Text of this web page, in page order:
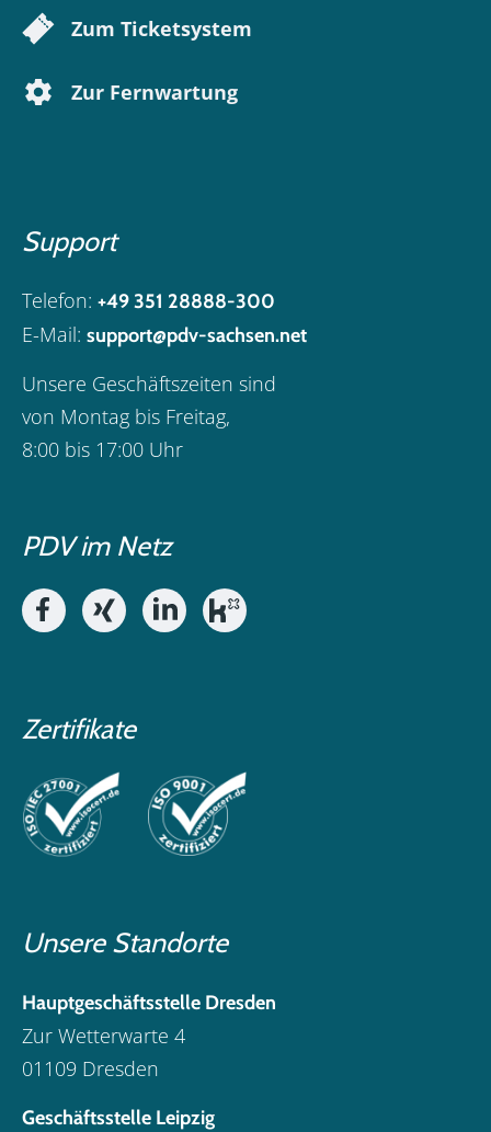
Zum Ticketsystem
Zur Fernwartung
Support
Telefon: +49 351 28888-300
E-Mail: support@pdv-sachsen.net
Unsere Geschäftszeiten sind
von Montag bis Freitag,
8:00 bis 17:00 Uhr
PDV im Netz
Zertifikate
Unsere Standorte
Hauptgeschäftsstelle Dresden
Zur Wetterwarte 4
01109 Dresden
Geschäftsstelle Leipzig